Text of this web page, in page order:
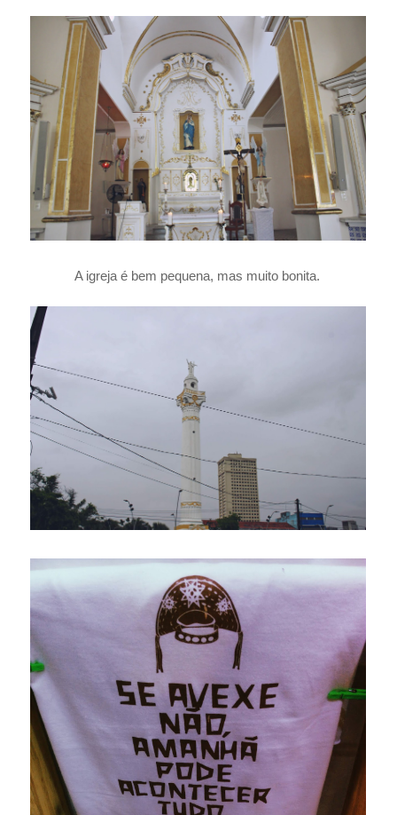
A igreja é bem pequena, mas muito bonita.